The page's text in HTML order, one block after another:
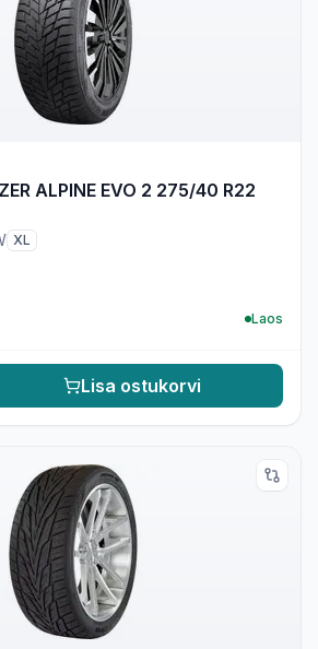
ALPINE EVO 2 275/40 R22
XL
Laos
Lisa ostukorvi